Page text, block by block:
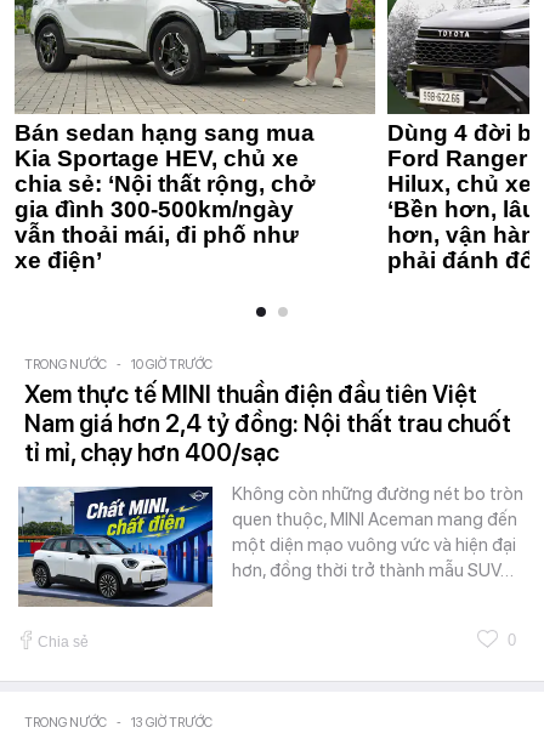
Bán sedan hạng sang mua
Kia Sportage HEV, chủ xe
chia sẻ: ‘Nội thất rộng, chở
gia đình 300-500km/ngày
vẫn thoải mái, đi phố như
xe điện’
Dùng 4 đời
Ford Ranger
Hilux, chủ xe
‘Bền hơn,
hơn, vận
phải đánh
TRONG NƯỚC - 10 GIỜ TRƯỚC
Xem thực tế MINI thuần điện đầu tiên Việt
Nam giá hơn 2,4 tỷ đồng: Nội thất trau chuốt
tỉ mỉ, chạy hơn 400/sạc
Không còn những đường nét bo tròn
quen thuộc, MINI Aceman mang đến
một diện mạo vuông vức và hiện đại
hơn, đồng thời trở thành mẫu SUV…
Chia sẻ 0
TRONG NƯỚC - 13 GIỜ TRƯỚC